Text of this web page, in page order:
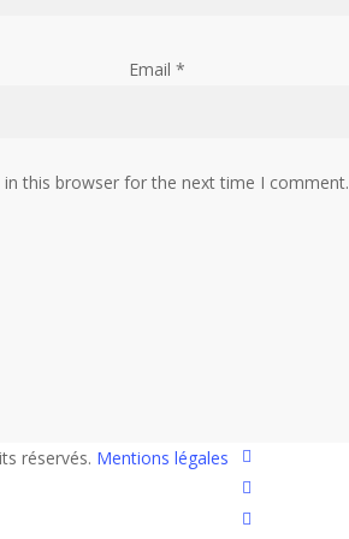
Email *
this browser for the next time I comment.
réservés. Mentions légales
twitter
facebook
linkedin